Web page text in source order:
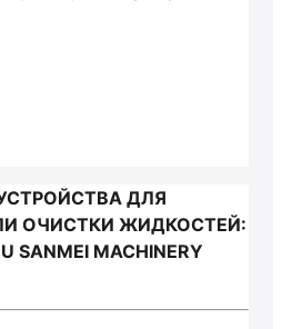
ДЛЯ
ОЧИСТКИ ЖИДКОСТЕЙ:
SANMEI MACHINERY